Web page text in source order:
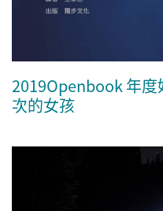
2019Openbook 年
次的女孩